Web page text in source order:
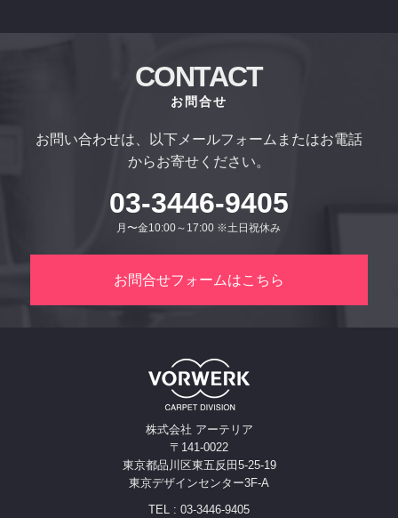
CONTACT
お問合せ
お問い合わせは、以下メールフォームまたはお電話
からお寄せください。
03-3446-9405
月〜金10:00～17:00 ※土日祝休み
お問合せフォームはこちら
株式会社 アーテリア
〒141-0022
東京都品川区東五反田5-25-19
東京デザインセンター3F-A
TEL : 03-3446-9405